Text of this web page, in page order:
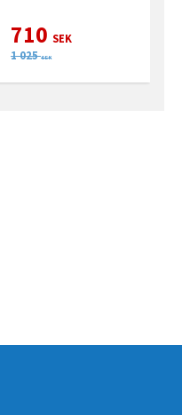
710 SEK
1 025 SEK